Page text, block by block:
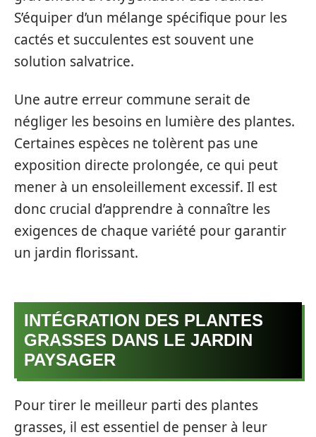
S’équiper d’un mélange spécifique pour les
cactés et succulentes est souvent une
solution salvatrice.
Une autre erreur commune serait de
négliger les besoins en lumière des plantes.
Certaines espèces ne tolèrent pas une
exposition directe prolongée, ce qui peut
mener à un ensoleillement excessif. Il est
donc crucial d’apprendre à connaître les
exigences de chaque variété pour garantir
un jardin florissant.
INTÉGRATION DES PLANTES
GRASSES DANS LE JARDIN
PAYSAGER
Pour tirer le meilleur parti des plantes
grasses, il est essentiel de penser à leur